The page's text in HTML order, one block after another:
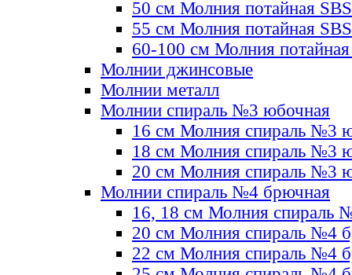
50 см Молния потайная SBS
55 см Молния потайная SBS
60-100 см Молния
Молнии джинсовые
Молнии металл
Молнии спираль №3 юбочная
16 см Молния спираль №3
18 см Молния спираль №3
20 см Молния спираль №3
Молнии спираль №4 брючная
16, 18 см Молния спираль
20 см Молния спираль №4
22 см Молния спираль №4